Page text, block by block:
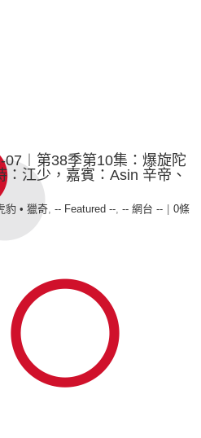
07︱第38季第10集：爆旋陀
江少，嘉賓：Asin 辛帝、
豹 • 獵奇, -- Featured --, -- 網台 --
0條